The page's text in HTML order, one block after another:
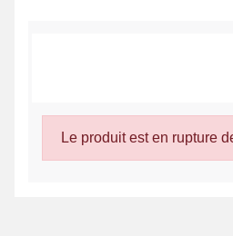
Le produit est en rupture